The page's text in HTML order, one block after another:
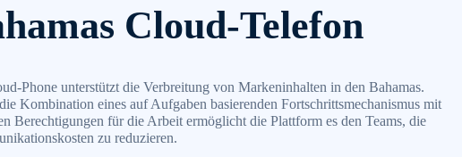
Cloud-Telefon
Phone unterstützt die Verbreitung von Markeninhalten in den Bahamas.
Kombination eines auf Aufgaben basierenden Fortschrittsmechanismus mit
Berechtigungen für die Arbeit ermöglicht die Plattform es den Teams, die
zu reduzieren.